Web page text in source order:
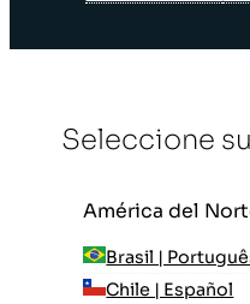
Seleccione
América del
Brasil |
Chile | Español